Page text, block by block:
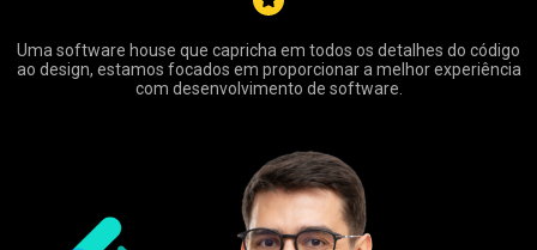
Uma software house que capricha em todos os detalhes do código
ao design, estamos focados em proporcionar a melhor experiência
com desenvolvimento de software.